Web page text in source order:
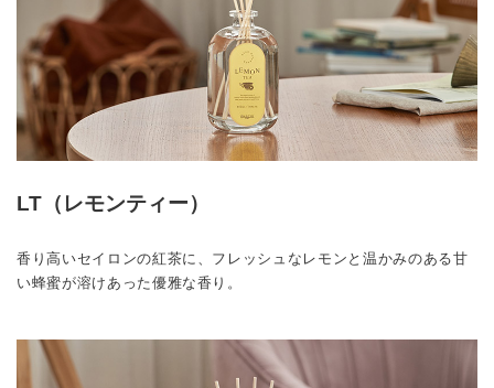
LT（レモンティー）
香り高いセイロンの紅茶に、フレッシュなレモンと温かみのある甘
い蜂蜜が溶けあった優雅な香り。